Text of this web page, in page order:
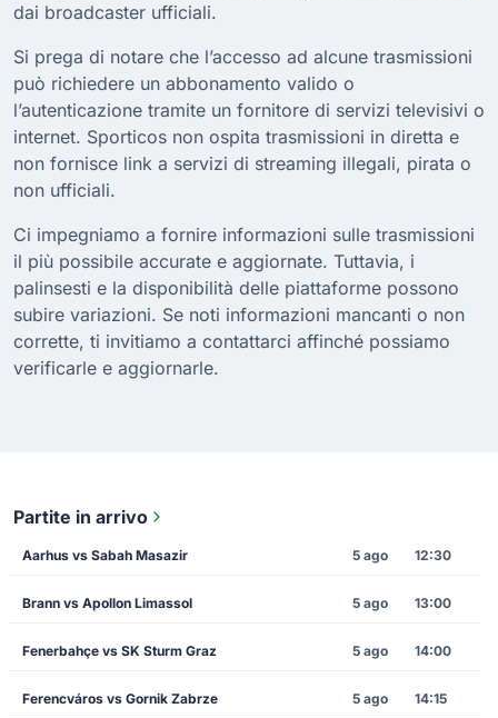
dai broadcaster ufficiali.
Si prega di notare che l’accesso ad alcune trasmissioni
può richiedere un abbonamento valido o
l’autenticazione tramite un fornitore di servizi televisivi o
internet. Sporticos non ospita trasmissioni in diretta e
non fornisce link a servizi di streaming illegali, pirata o
non ufficiali.
Ci impegniamo a fornire informazioni sulle trasmissioni
il più possibile accurate e aggiornate. Tuttavia, i
palinsesti e la disponibilità delle piattaforme possono
subire variazioni. Se noti informazioni mancanti o non
corrette, ti invitiamo a contattarci affinché possiamo
verificarle e aggiornarle.
Partite in arrivo
Aarhus vs Sabah Masazir 5 ago 12:30
Brann vs Apollon Limassol 5 ago 13:00
Fenerbahçe vs SK Sturm Graz 5 ago 14:00
Ferencváros vs Gornik Zabrze 5 ago 14:15